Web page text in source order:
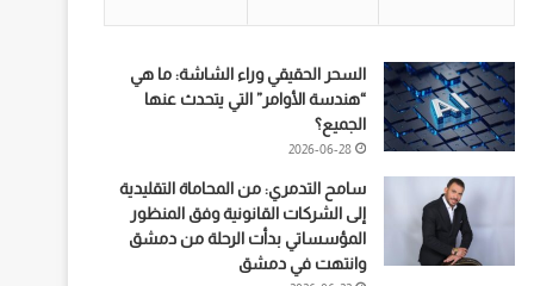
السحر الحقيقي وراء الشاشة: ما هي
“هندسة الأوامر” التي يتحدث عنها
الجميع؟
2026-06-28
سامح التدمري: من المحاماة التقليدية
إلى الشركات القانونية وفق المنظور
المؤسساتي بدأت الرحلة من دمشق
وانتهت في دمشق